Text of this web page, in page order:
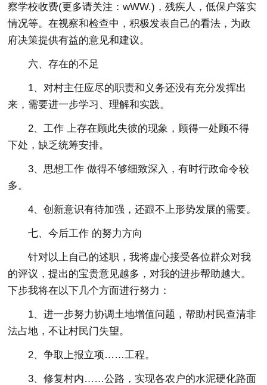
察学校收费(更多请关注：wWW.)，残疾人，低保户落实
情况等。在视察和检查中，积极发表自己的看法，为政
府决策提供有益的意见和建议。
六、存在的不足
1、对村主任应尽的职责和义务还没有充分发挥出
来，需要进一步学习、理解和实践。
2、工作 上存在顾此失彼的现象，顾得一处顾不得
下处，缺乏统筹安排。
3、思想工作 做得不够细致深入，有时行政命令较
多。
4、创新意识有待加强，还跟不上形势发展的需要。
七、今后工作 的努力方向
针对以上自己的述职，我将虚心接受各位群众对我
的评议，提出的宝贵意见越多，对我的进步帮助越大。
下步我将在以下几个方面进行努力：
1、进一步努力协调土地增值问题，帮助村民查清非
法占地，不让村民门失望。
2、争取上报立项……工程。
3、修复村内……公路，实现各农户的水泥硬化路面